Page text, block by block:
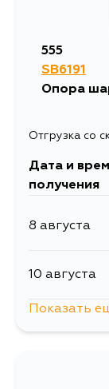
555
SB6191
Опора
Отгрузка со
Дата и
получения
8 августа
10 августа
Показать